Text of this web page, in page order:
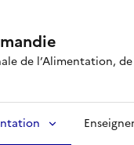
de l’Alimentation,